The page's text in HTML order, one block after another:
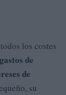
los costes
gastos de
de
su